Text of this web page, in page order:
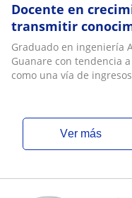
Docente en
transmitir
aritmética,
matemáticos
Graduado en ingeniería
Guanare con tendencia
como una vía de
ver más